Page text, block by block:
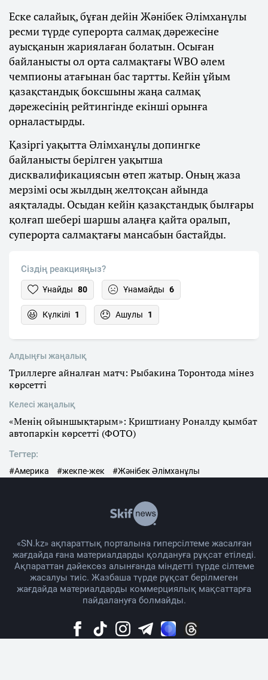
Еске салайық, бұған дейін Жәнібек Әлімханұлы
ресми түрде суперорта салмақ дәрежесіне
ауысқанын жариялаған болатын. Осыған
байланысты ол орта салмақтағы WBO әлем
чемпионы атағынан бас тартты. Кейін ұйым
қазақстандық боксшыны жаңа салмақ
дәрежесінің рейтингінде екінші орынға
орналастырды.
Қазіргі уақытта Әлімханұлы допингке
байланысты берілген уақытша
дисквалификациясын өтеп жатыр. Оның жаза
мерзімі осы жылдың желтоқсан айында
аяқталады. Осыдан кейін қазақстандық былғары
қолғап шебері шаршы алаңға қайта оралып,
суперорта салмақтағы мансабын бастайды.
Сіздің реакцияңыз?
Ұнайды 80 Ұнамайды 6
Күлкілі 1 Ашулы 1
Алдыңғы жаңалық
Триллерге айналған матч: Рыбакина Торонтода мінез
көрсетті
Келесі жаңалық
«Менің ойыншықтарым»: Криштиану Роналду қымбат
автопаркін көрсетті (ФОТО)
Тегтер:
#Америка #жекпе-жек #Жәнібек Әлімханұлы
«SN.kz» ақпараттық порталына гиперсілтеме жасалған
жағдайда ғана материалдарды қолдануға рұқсат етіледі.
Ақпараттан дәйексөз алынғанда міндетті түрде сілтеме
жасалуы тиіс. Жазбаша түрде рұқсат берілмеген
жағдайда материалдарды коммерциялық мақсаттарға
пайдалануға болмайды.